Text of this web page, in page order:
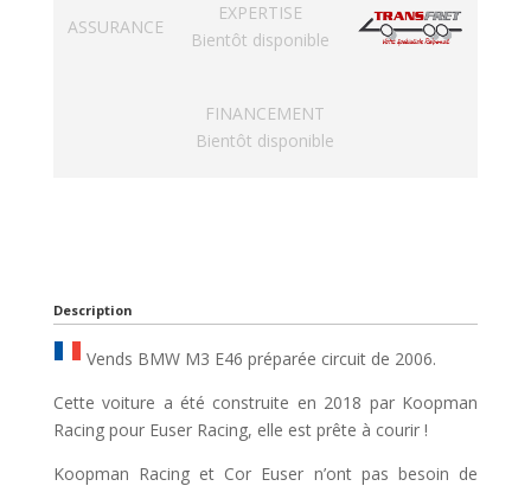
ASSURANCE
EXPERTISE
Bientôt disponible
FINANCEMENT
Bientôt disponible
Description
Vends BMW M3 E46 préparée circuit de 2006.
Cette voiture a été construite en 2018 par Koopman
Racing pour Euser Racing, elle est prête à courir !
Koopman Racing et Cor Euser n’ont pas besoin de